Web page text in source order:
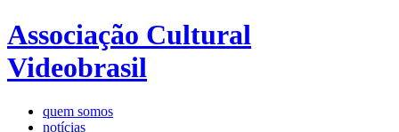
Associação Cultural
Videobrasil
quem somos
notícias